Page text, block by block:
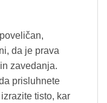
da je prava
zavedanja.
prisluhnete
tisto, kar